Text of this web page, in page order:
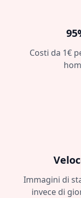
Costi da 1€
Immagini di
invece di